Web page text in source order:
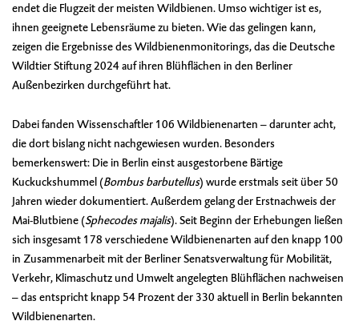
endet die Flugzeit der meisten Wildbienen. Umso wichtiger ist es,
ihnen geeignete Lebensräume zu bieten. Wie das gelingen kann,
zeigen die Ergebnisse des Wildbienenmonitorings, das die Deutsche
Wildtier Stiftung 2024 auf ihren Blühflächen in den Berliner
Außenbezirken durchgeführt hat.
Dabei fanden Wissenschaftler 106 Wildbienenarten – darunter acht,
die dort bislang nicht nachgewiesen wurden. Besonders
bemerkenswert: Die in Berlin einst ausgestorbene Bärtige
Kuckuckshummel (Bombus barbutellus) wurde erstmals seit über 50
Jahren wieder dokumentiert. Außerdem gelang der Erstnachweis der
Mai-Blutbiene (Sphecodes majalis). Seit Beginn der Erhebungen ließen
sich insgesamt 178 verschiedene Wildbienenarten auf den knapp 100
in Zusammenarbeit mit der Berliner Senatsverwaltung für Mobilität,
Verkehr, Klimaschutz und Umwelt angelegten Blühflächen nachweisen
– das entspricht knapp 54 Prozent der 330 aktuell in Berlin bekannten
Wildbienenarten.